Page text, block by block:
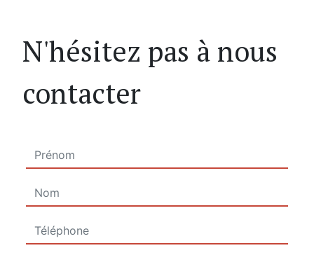
N'hésitez pas à nous
contacter